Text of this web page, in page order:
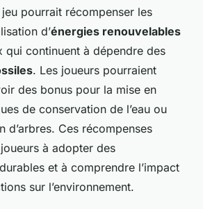
pourrait récompenser les
d’énergies renouvelables
qui continuent à dépendre des
. Les joueurs pourraient
des bonus pour la mise en
de conservation de l’eau ou
d’arbres. Ces récompenses
à adopter des
et à comprendre l’impact
sur l’environnement.